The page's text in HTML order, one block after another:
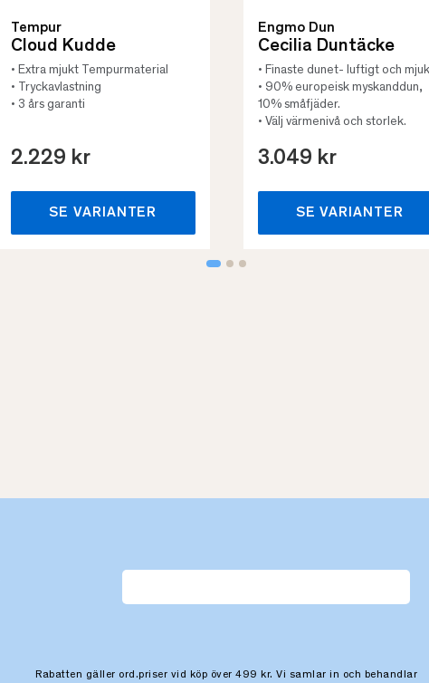
Tempur
Cloud Kudde
• Extra mjukt Tempurmaterial
• Tryckavlastning
• 3 års garanti
2.229 kr
SE VARIANTER
Engmo Dun
Cecilia Duntäcke
• Finaste dunet- luftigt och
• 90% europeisk myskanddun,
10% småfjäder.
• Välj värmenivå och storlek.
3.049 kr
SE VARIANTER
Rabatten gäller ord.priser vid köp över 499 kr. Vi samlar in och behandlar